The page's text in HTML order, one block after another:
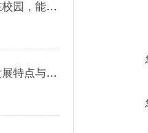
校园气象站建立方案入驻校园，能带来哪些变化？
国内小型自动气象站：发展特点与应用现状